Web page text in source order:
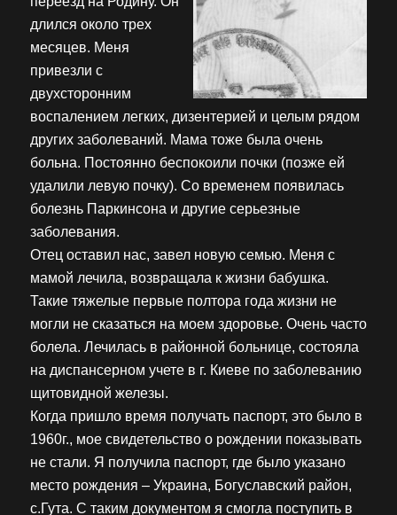
длился около трех
месяцев. Меня
привезли с
двухсторонним
воспалением легких, дизентерией и целым рядом
других заболеваний. Мама тоже была очень
больна. Постоянно беспокоили почки (позже ей
удалили левую почку). Со временем появилась
болезнь Паркинсона и другие серьезные
заболевания.
Отец оставил нас, завел новую семью. Меня с
мамой лечила, возвращала к жизни бабушка.
Такие тяжелые первые полтора года жизни не
могли не сказаться на моем здоровье. Очень часто
болела. Лечилась в районной больнице, состояла
на диспансерном учете в г. Киеве по заболеванию
щитовидной железы.
Когда пришло время получать паспорт, это было в
1960г., мое свидетельство о рождении показывать
не стали. Я получила паспорт, где было указано
место рождения – Украина, Богуславский район,
с.Гута. С таким документом я смогла поступить в